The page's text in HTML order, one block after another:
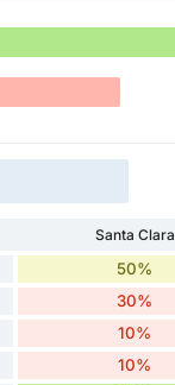
Santa Clara
50%
30%
10%
10%